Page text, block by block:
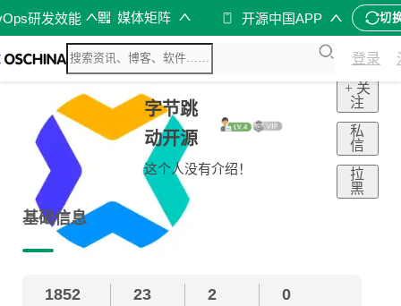
研发效能 媒体矩阵 开源中国APP 切
登录
字节跳
动开源
这个人没有介绍！
+ 关
注
私
信
拉
黑
基础信息
1852 23 2 0